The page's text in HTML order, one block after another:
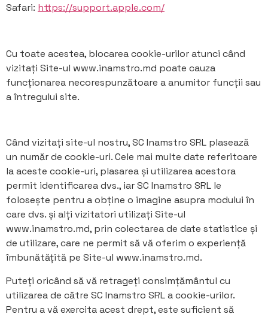
Safari: https://support.apple.com/
Cu toate acestea, blocarea cookie-urilor atunci când
vizitați Site-ul www.inamstro.md poate cauza
funcționarea necorespunzătoare a anumitor funcții sau
a întregului site.
Când vizitați site-ul nostru, SC Inamstro SRL plasează
un număr de cookie-uri. Cele mai multe date referitoare
la aceste cookie-uri, plasarea și utilizarea acestora
permit identificarea dvs., iar SC Inamstro SRL le
folosește pentru a obține o imagine asupra modului în
care dvs. și alți vizitatori utilizați Site-ul
www.inamstro.md, prin colectarea de date statistice și
de utilizare, care ne permit să vă oferim o experiență
îmbunătățită pe Site-ul www.inamstro.md.
Puteți oricând să vă retrageți consimțământul cu
utilizarea de către SC Inamstro SRL a cookie-urilor.
Pentru a vă exercita acest drept, este suficient să